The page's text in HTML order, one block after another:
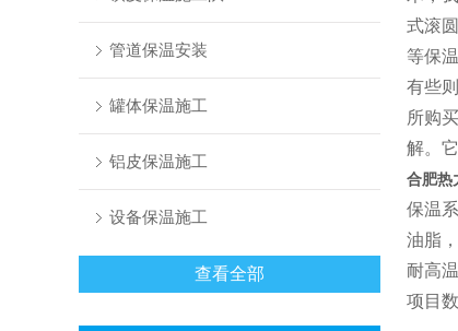
管道保温安装
罐体保温施工
铝皮保温施工
设备保温施工
查看全部
式滚
等保
有些
所购
解。
合肥热
保温
油脂
耐高
项目